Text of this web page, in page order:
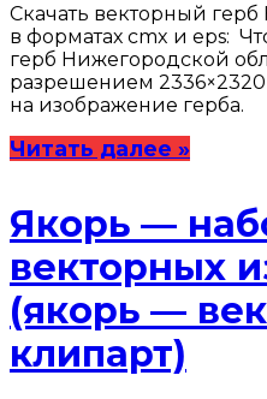
Скачать векторный
в форматах cmx и eps:
герб Нижегородской
разрешением
на изображение герба.
Читать далее »
Якорь —
векторных
(якорь —
клипарт)